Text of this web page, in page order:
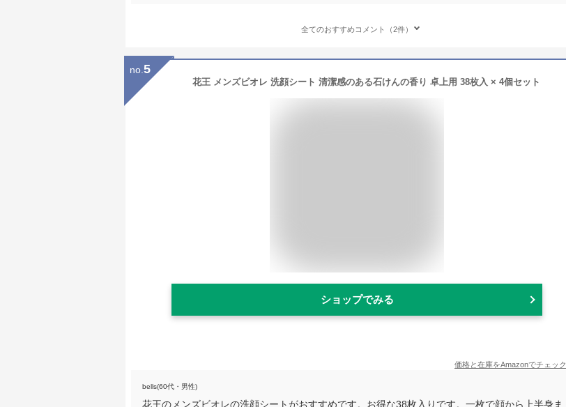
全てのおすすめコメント（2件）
no. 5
花王 メンズビオレ 洗顔シート 清潔感のある石けんの香り 卓上用 38枚入 × 4個セット
ショップでみる
価格と在庫をAmazonでチェック
bells(60代・男性)
花王のメンズビオレの洗顔シートがおすすめです。お得な38枚入りです。一枚で顔から上半身ま